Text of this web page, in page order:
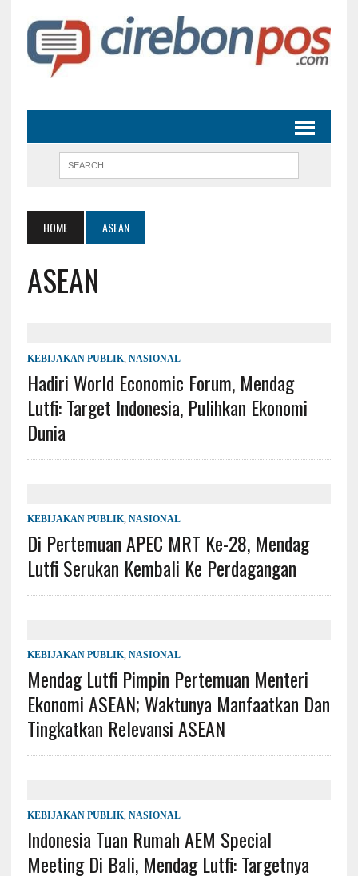
HOME ASEAN
ASEAN
KEBIJAKAN PUBLIK, NASIONAL
Hadiri World Economic Forum, Mendag
Lutfi: Target Indonesia, Pulihkan Ekonomi
Dunia
KEBIJAKAN PUBLIK, NASIONAL
Di Pertemuan APEC MRT Ke-28, Mendag
Lutfi Serukan Kembali Ke Perdagangan
KEBIJAKAN PUBLIK, NASIONAL
Mendag Lutfi Pimpin Pertemuan Menteri
Ekonomi ASEAN; Waktunya Manfaatkan Dan
Tingkatkan Relevansi ASEAN
KEBIJAKAN PUBLIK, NASIONAL
Indonesia Tuan Rumah AEM Special
Meeting Di Bali, Mendag Lutfi: Targetnya